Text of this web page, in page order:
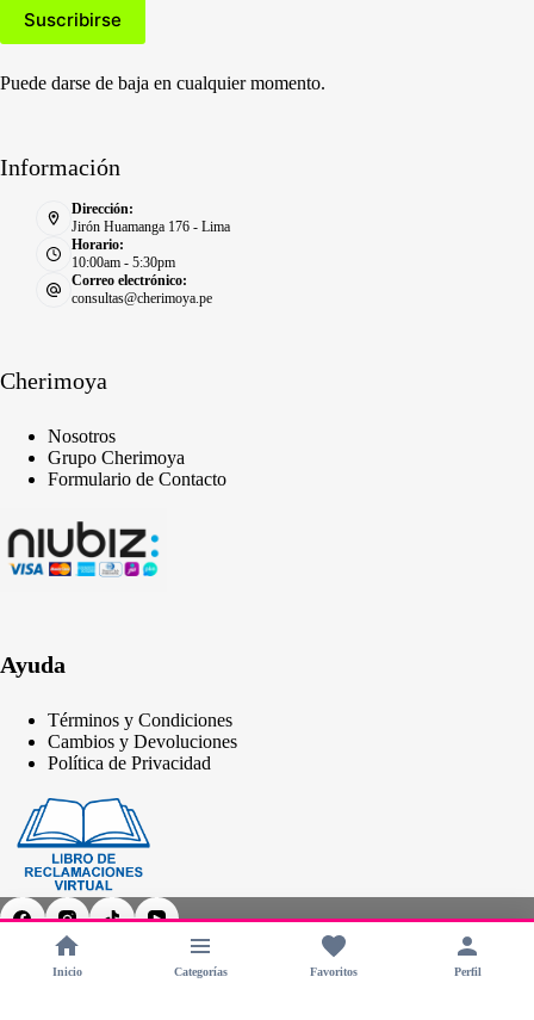
Puede darse de baja en cualquier momento.
Información
Dirección:
Jirón Huamanga 176 - Lima
Horario:
10:00am - 5:30pm
Correo electrónico:
consultas@cherimoya.pe
Cherimoya
Nosotros
Grupo Cherimoya
Formulario de Contacto
Ayuda
Términos y Condiciones
Cambios y Devoluciones
Política de Privacidad
Copyright © 2026 - CHERIMOYA Perú
Inicio Categorías Favoritos Perfil